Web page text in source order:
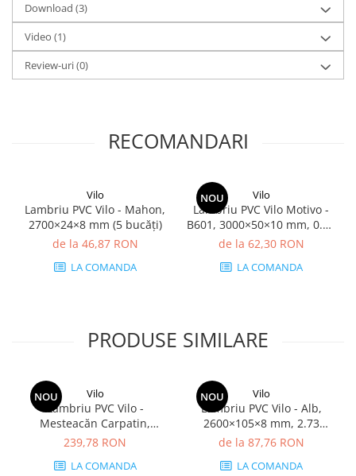
Download (3)
Video (1)
Review-uri(0)
RECOMANDARI
Vilo
Lambriu PVC Vilo - Mahon,
2700×24×8 mm (5 bucăți)
de la 46,87 RON
LA COMANDA
NOU Vilo
Lambriu PVC Vilo Motivo -
B601, 3000×50×10 mm, 0.75
mp/cutie (5 bucăți)
de la 62,30 RON
LA COMANDA
PRODUSE SIMILARE
NOU Vilo
Lambriu PVC Vilo -
Mesteacăn Carpatin,
2650×250×8 mm, 2.65
239,78 RON
LA COMANDA
NOU Vilo
Lambriu PVC Vilo - Alb,
2600×105×8 mm, 2.73
mp/cutie (10 bucăți)
de la 87,76 RON
LA COMANDA